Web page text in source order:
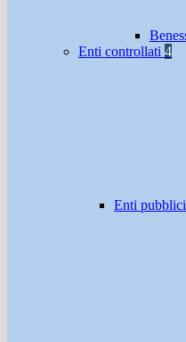
Enti controllati 4
Enti